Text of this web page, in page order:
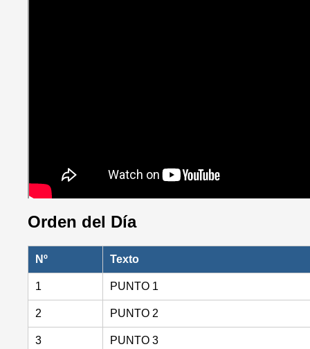
Orden del Día
Nº Texto
1 PUNTO 1
2 PUNTO 2
3 PUNTO 3